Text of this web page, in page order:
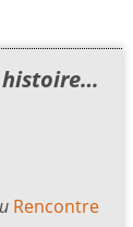
Rencontre